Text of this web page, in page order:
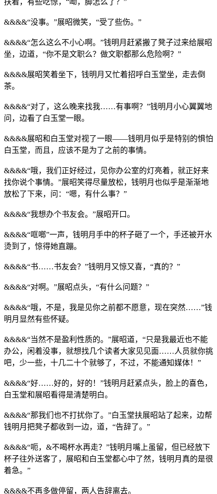
&&&&“没事。”展昭微笑，“受了些伤。”
&&&&“怎么这么不小心啊。”钱明月赶紧搬了凳子过来给展昭
坐，边道，“你不是文职么？做文职都那么危险啊？”
&&&&展昭笑着坐下，钱明月又忙着招呼白玉堂坐，走去倒
茶。
&&&&“对了，这么晚来找我……有事啊？”钱明月小心翼翼地
问，边看了白玉堂一眼。
&&&&展昭和白玉堂对视了一眼——钱明月似乎是特别的惧怕
白玉堂，而且，应该不是为了之前的事情。
&&&&“哦，我们正好经过，见你办公室的灯亮着，就正好来
找你说个事情。”展昭笑得尽量放松，钱明月也似乎是渐渐地
放松了下来，问：“嗯，有什么事？”
&&&&“我想办个书友会。”展昭开口。
&&&&“哐啷”一声，钱明月手中的杯子砸了一个，手还被开水
烫到了，惊得她直蹦。
&&&&“书……书友会？”钱明月又惊又喜，“真的？”
&&&&“对啊。”展昭点头，“有什么问题？”
&&&&“哦，不是，我是见你之前都不愿意，现在突然……”钱
明月显然有些怀疑。
&&&&“当然不是盈利性质的。”展昭道，“只是我最近也不能
办公，闲着没事，就想找几个读者大家见见面……人员就你挑
吧，少一些，十几二十个就够了，不过，不能通知媒体！”
&&&&“好……好的，好的！”钱明月赶紧点头，脸上的喜色，
白玉堂和展昭看得是清楚明白。
&&&&“那我们也不打扰你了。”白玉堂扶展昭站了起来，边帮
钱明月把凳子都收到一边，道，“告辞了。”
&&&&“呃，&不喝杯水再走？”钱明月嘴上虽留，但已经放下
杯子往外送客了，展昭和白玉堂都心中了然，钱明月真的是很
着急。”
&&&&不再多做停留，两人告辞离去。